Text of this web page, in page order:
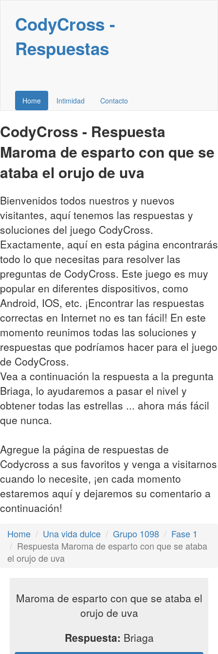
CodyCross -
Respuestas
Home Intimidad Contacto
CodyCross - Respuesta
Maroma de esparto con que se
ataba el orujo de uva
Bienvenidos todos nuestros y nuevos
visitantes, aquí tenemos las respuestas y
soluciones del juego CodyCross.
Exactamente, aquí en esta página encontrarás
todo lo que necesitas para resolver las
preguntas de CodyCross. Este juego es muy
popular en diferentes dispositivos, como
Android, IOS, etc. ¡Encontrar las respuestas
correctas en Internet no es tan fácil! En este
momento reunimos todas las soluciones y
respuestas que podríamos hacer para el juego
de CodyCross.
Vea a continuación la respuesta a la pregunta
Briaga, lo ayudaremos a pasar el nivel y
obtener todas las estrellas ... ahora más fácil
que nunca.
Agregue la página de respuestas de
Codycross a sus favoritos y venga a visitarnos
cuando lo necesite, ¡en cada momento
estaremos aquí y dejaremos su comentario a
continuación!
Home Una vida dulce Grupo 1098
Fase 1
Respuesta Maroma de esparto con que se ataba
el orujo de uva
Maroma de esparto con que se ataba el
orujo de uva
Respuesta: Briaga